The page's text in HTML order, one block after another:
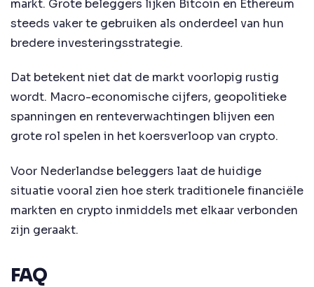
markt. Grote beleggers lijken Bitcoin en Ethereum
steeds vaker te gebruiken als onderdeel van hun
bredere investeringsstrategie.
Dat betekent niet dat de markt voorlopig rustig
wordt. Macro-economische cijfers, geopolitieke
spanningen en renteverwachtingen blijven een
grote rol spelen in het koersverloop van crypto.
Voor Nederlandse beleggers laat de huidige
situatie vooral zien hoe sterk traditionele financiële
markten en crypto inmiddels met elkaar verbonden
zijn geraakt.
FAQ